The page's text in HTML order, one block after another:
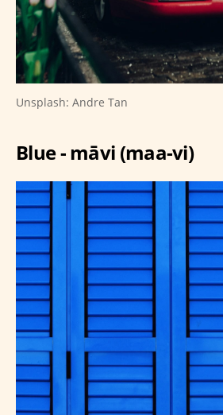
Unsplash: Andre Tan
Blue - māvi (maa-vi)